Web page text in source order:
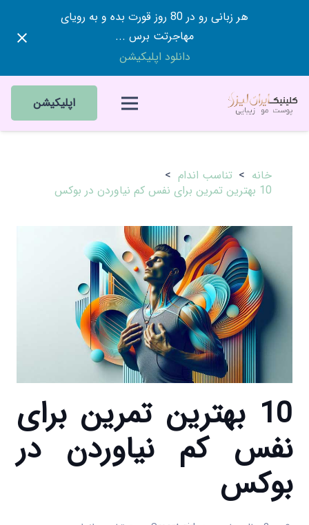
هر زبانی رو در 80 روز قورت بده و به رویای
مهاجرتت برس ...
دانلود اپلیکیشن
اپلیکیشن
خانه > تناسب اندام >
10 بهترین تمرین برای نفس کم نیاوردن در بوکس
10 بهترین تمرین برای
نفس کم نیاوردن در
بوکس